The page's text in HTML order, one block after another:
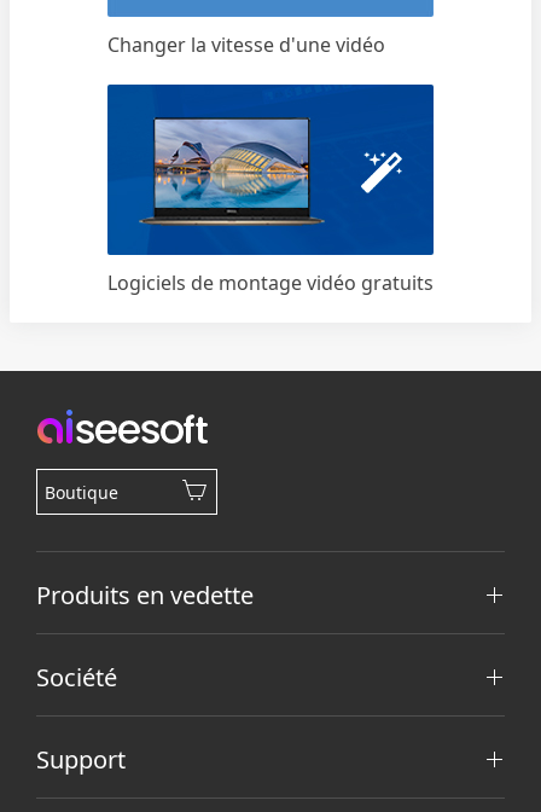
Changer la vitesse d'une vidéo
Logiciels de montage vidéo gratuits
Boutique
Produits en vedette
Société
Support